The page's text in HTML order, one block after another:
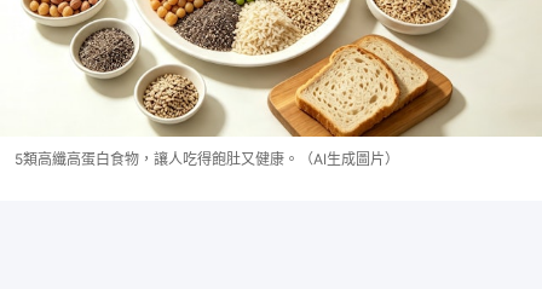
5類高纖高蛋白食物，讓人吃得飽肚又健康。（AI生成圖片）